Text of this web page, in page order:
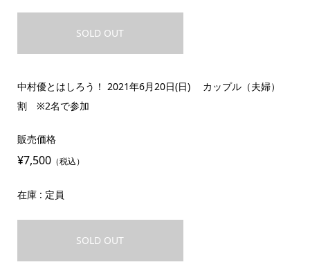
SOLD OUT
中村優とはしろう！ 2021年6月20日(日) カップル（夫婦）
割 ※2名で参加
販売価格
¥7,500（税込）
在庫 : 定員
SOLD OUT